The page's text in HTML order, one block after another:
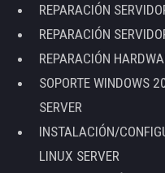
REPARACIÓN
REPARACIÓN
REPARACIÓN
SOPORTE
SERVER
INSTALACIÓN/
LINUX SERVER